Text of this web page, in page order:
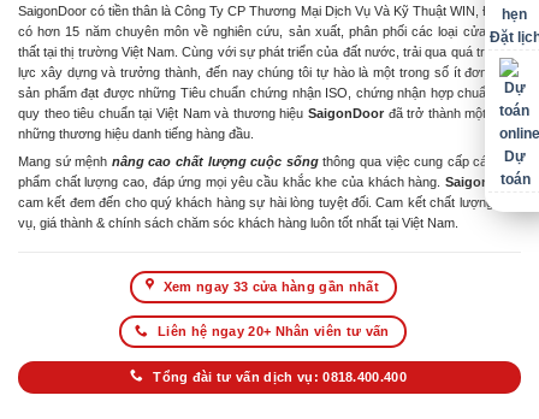
SaigonDoor có tiền thân là Công Ty CP Thương Mại Dịch Vụ Và Kỹ Thuật WIN, Đơn vị
có hơn 15 năm chuyên môn về nghiên cứu, sản xuất, phân phối các loại cửa & nội
thất tại thị trường Việt Nam. Cùng với sự phát triển của đất nước, trải qua quá trình nỗ
lực xây dựng và trưởng thành, đến nay chúng tôi tự hào là một trong số ít đơn vị có
sản phẩm đạt được những Tiêu chuẩn chứng nhận ISO, chứng nhận hợp chuẩn hợp
quy theo tiêu chuẩn tại Việt Nam và thương hiệu SaigonDoor đã trở thành một trong
những thương hiệu danh tiếng hàng đầu.
Mang sứ mệnh nâng cao chất lượng cuộc sốngthông qua việc cung cấp các sản
phẩm chất lượng cao, đáp ứng mọi yêu cầu khắc khe của khách hàng. SaigonDoor
cam kết đem đến cho quý khách hàng sự hài lòng tuyệt đối. Cam kết chất lượng dịch
vụ, giá thành & chính sách chăm sóc khách hàng luôn tốt nhất tại Việt Nam.
Xem ngay 33 cửa hàng gần nhất
Liên hệ ngay 20+ Nhân viên tư vấn
Tổng đài tư vấn dịch vụ: 0818.400.400
Đặt
Dự
toán